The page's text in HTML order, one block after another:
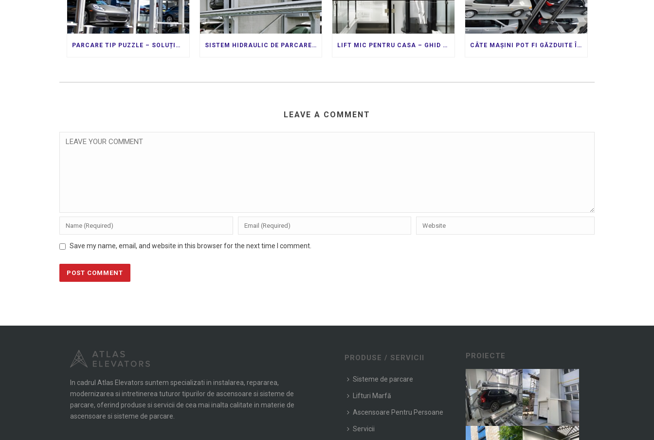
PARCARE TIP PUZZLE – SOLUȚIA INTELIGENTĂ PENTRU MAXIMIZAREA SPAȚIILOR URBANE SISTEM HIDRAULIC DE PARCARE: SOLUȚIA MODERNĂ PENTRU SPAȚIILE URBANE AGLOMERATE LIFT MIC PENTRU CASA – GHID COMPLET PENTRU PROPRIETARII DE CASE CÂTE MAȘINI POT FI GĂZDUITE ÎNTR-O PARCARE ETAJATĂ CU LIFT?
LEAVE A COMMENT
Save my name, email, and website in this browser for the next time I comment.
In cadrul Atlas Elevators suntem specializati in instalarea, repararea,
modernizarea si intretinerea tuturor tipurilor de ascensoare si sisteme de
parcare, oferind produse si servicii de cea mai inalta calitate in materie de
ascensoare si sisteme de parcare.
PRODUSE / SERVICII
Sisteme de parcare
Lifturi Marfă
Ascensoare Pentru Persoane
Servicii
PROIECTE